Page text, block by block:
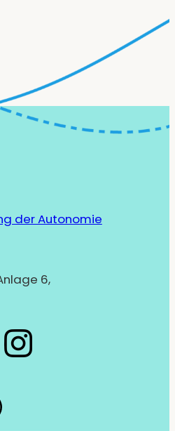
der Autonomie
6,